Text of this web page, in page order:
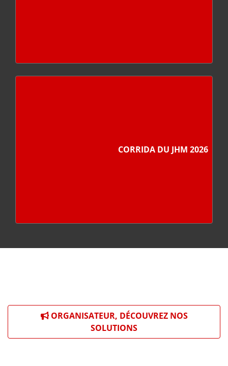
CORRIDA DU JHM 2026
ORGANISATEUR, DÉCOUVREZ NOS
SOLUTIONS